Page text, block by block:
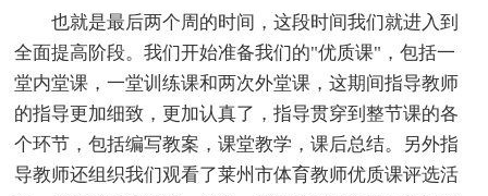
也就是最后两个周的时间，这段时间我们就进入到
全面提高阶段。我们开始准备我们的"优质课"，包括一
堂内堂课，一堂训练课和两次外堂课，这期间指导教师
的指导更加细致，更加认真了，指导贯穿到整节课的各
个环节，包括编写教案，课堂教学，课后总结。另外指
导教师还组织我们观看了莱州市体育教师优质课评选活